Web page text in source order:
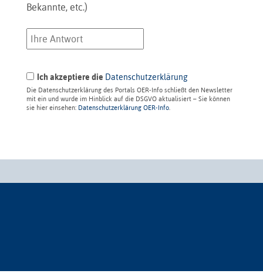
Bekannte, etc.)
Ich akzeptiere die Datenschutzerklärung
Die Datenschutzerklärung des Portals OER-Info schließt den Newsletter
mit ein und wurde im Hinblick auf die DSGVO aktualisiert – Sie können
sie hier einsehen: Datenschutzerklärung OER-Info